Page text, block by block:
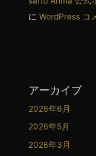
にWordPress コ
アーカイブ
2026年6月
2026年5月
2026年3月